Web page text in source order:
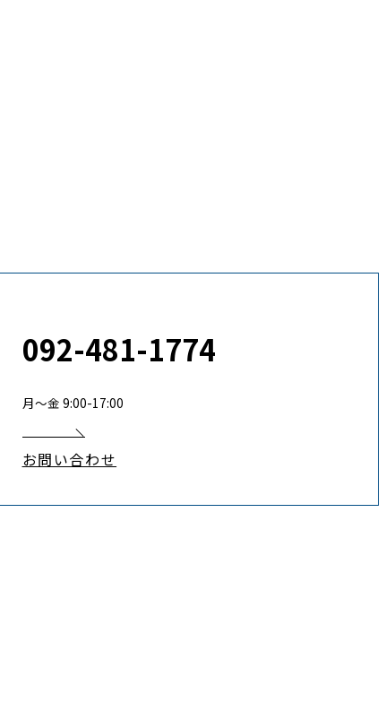
092-481-1774
月〜金 9:00-17:00
お問い合わせ